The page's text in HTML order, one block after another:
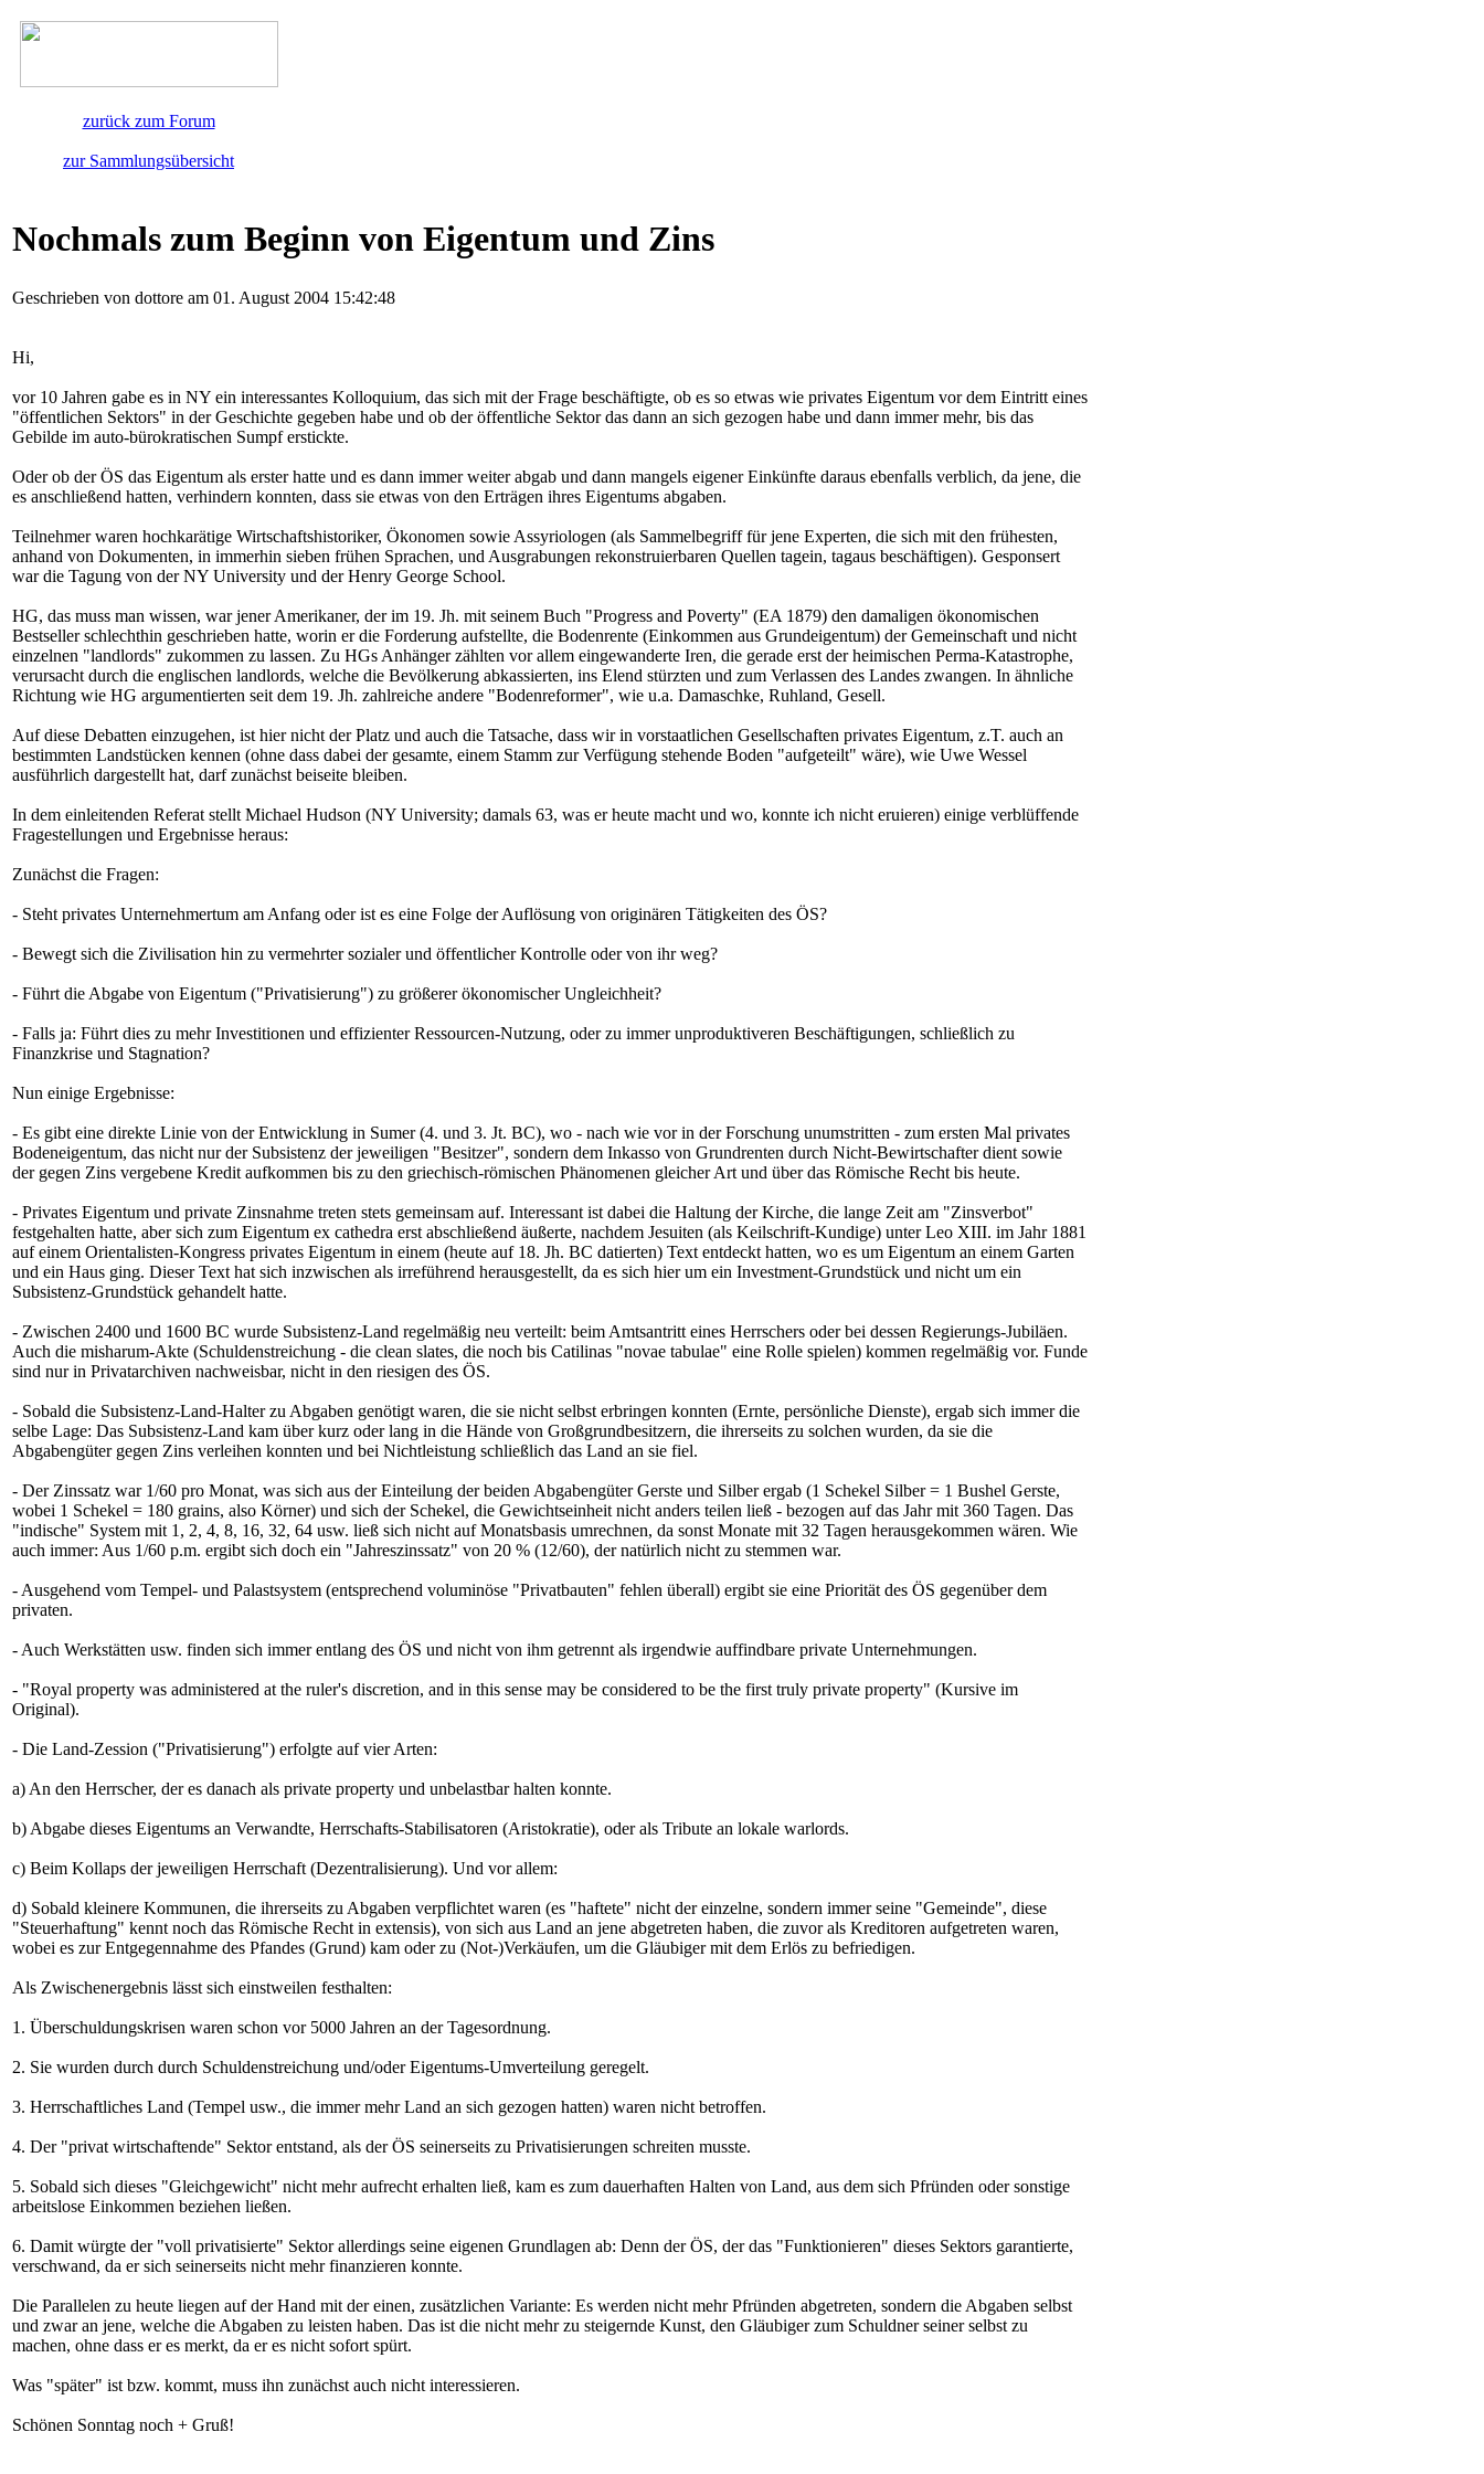
zurück zum Forum
zur Sammlungsübersicht
Nochmals zum Beginn von Eigentum und Zins
Geschrieben von dottore am 01. August 2004 15:42:48
Hi,
vor 10 Jahren gabe es in NY ein interessantes Kolloquium, das sich mit der Frage beschäftigte, ob es so etwas wie privates Eigentum vor dem Eintritt eines
"öffentlichen Sektors" in der Geschichte gegeben habe und ob der öffentliche Sektor das dann an sich gezogen habe und dann immer mehr, bis das
Gebilde im auto-bürokratischen Sumpf erstickte.
Oder ob der ÖS das Eigentum als erster hatte und es dann immer weiter abgab und dann mangels eigener Einkünfte daraus ebenfalls verblich, da jene, die
es anschließend hatten, verhindern konnten, dass sie etwas von den Erträgen ihres Eigentums abgaben.
Teilnehmer waren hochkarätige Wirtschaftshistoriker, Ökonomen sowie Assyriologen (als Sammelbegriff für jene Experten, die sich mit den frühesten,
anhand von Dokumenten, in immerhin sieben frühen Sprachen, und Ausgrabungen rekonstruierbaren Quellen tagein, tagaus beschäftigen). Gesponsert
war die Tagung von der NY University und der Henry George School.
HG, das muss man wissen, war jener Amerikaner, der im 19. Jh. mit seinem Buch "Progress and Poverty" (EA 1879) den damaligen ökonomischen
Bestseller schlechthin geschrieben hatte, worin er die Forderung aufstellte, die Bodenrente (Einkommen aus Grundeigentum) der Gemeinschaft und nicht
einzelnen "landlords" zukommen zu lassen. Zu HGs Anhänger zählten vor allem eingewanderte Iren, die gerade erst der heimischen Perma-Katastrophe,
verursacht durch die englischen landlords, welche die Bevölkerung abkassierten, ins Elend stürzten und zum Verlassen des Landes zwangen. In ähnliche
Richtung wie HG argumentierten seit dem 19. Jh. zahlreiche andere "Bodenreformer", wie u.a. Damaschke, Ruhland, Gesell.
Auf diese Debatten einzugehen, ist hier nicht der Platz und auch die Tatsache, dass wir in vorstaatlichen Gesellschaften privates Eigentum, z.T. auch an
bestimmten Landstücken kennen (ohne dass dabei der gesamte, einem Stamm zur Verfügung stehende Boden "aufgeteilt" wäre), wie Uwe Wessel
ausführlich dargestellt hat, darf zunächst beiseite bleiben.
In dem einleitenden Referat stellt Michael Hudson (NY University; damals 63, was er heute macht und wo, konnte ich nicht eruieren) einige verblüffende
Fragestellungen und Ergebnisse heraus:
Zunächst die Fragen:
- Steht privates Unternehmertum am Anfang oder ist es eine Folge der Auflösung von originären Tätigkeiten des ÖS?
- Bewegt sich die Zivilisation hin zu vermehrter sozialer und öffentlicher Kontrolle oder von ihr weg?
- Führt die Abgabe von Eigentum ("Privatisierung") zu größerer ökonomischer Ungleichheit?
- Falls ja: Führt dies zu mehr Investitionen und effizienter Ressourcen-Nutzung, oder zu immer unproduktiveren Beschäftigungen, schließlich zu
Finanzkrise und Stagnation?
Nun einige Ergebnisse:
- Es gibt eine direkte Linie von der Entwicklung in Sumer (4. und 3. Jt. BC), wo - nach wie vor in der Forschung unumstritten - zum ersten Mal privates
Bodeneigentum, das nicht nur der Subsistenz der jeweiligen "Besitzer", sondern dem Inkasso von Grundrenten durch Nicht-Bewirtschafter dient sowie
der gegen Zins vergebene Kredit aufkommen bis zu den griechisch-römischen Phänomenen gleicher Art und über das Römische Recht bis heute.
- Privates Eigentum und private Zinsnahme treten stets gemeinsam auf. Interessant ist dabei die Haltung der Kirche, die lange Zeit am "Zinsverbot"
festgehalten hatte, aber sich zum Eigentum ex cathedra erst abschließend äußerte, nachdem Jesuiten (als Keilschrift-Kundige) unter Leo XIII. im Jahr 1881
auf einem Orientalisten-Kongress privates Eigentum in einem (heute auf 18. Jh. BC datierten) Text entdeckt hatten, wo es um Eigentum an einem Garten
und ein Haus ging. Dieser Text hat sich inzwischen als irreführend herausgestellt, da es sich hier um ein Investment-Grundstück und nicht um ein
Subsistenz-Grundstück gehandelt hatte.
- Zwischen 2400 und 1600 BC wurde Subsistenz-Land regelmäßig neu verteilt: beim Amtsantritt eines Herrschers oder bei dessen Regierungs-Jubiläen.
Auch die misharum-Akte (Schuldenstreichung - die clean slates, die noch bis Catilinas "novae tabulae" eine Rolle spielen) kommen regelmäßig vor. Funde
sind nur in Privatarchiven nachweisbar, nicht in den riesigen des ÖS.
- Sobald die Subsistenz-Land-Halter zu Abgaben genötigt waren, die sie nicht selbst erbringen konnten (Ernte, persönliche Dienste), ergab sich immer die
selbe Lage: Das Subsistenz-Land kam über kurz oder lang in die Hände von Großgrundbesitzern, die ihrerseits zu solchen wurden, da sie die
Abgabengüter gegen Zins verleihen konnten und bei Nichtleistung schließlich das Land an sie fiel.
- Der Zinssatz war 1/60 pro Monat, was sich aus der Einteilung der beiden Abgabengüter Gerste und Silber ergab (1 Schekel Silber = 1 Bushel Gerste,
wobei 1 Schekel = 180 grains, also Körner) und sich der Schekel, die Gewichtseinheit nicht anders teilen ließ - bezogen auf das Jahr mit 360 Tagen. Das
"indische" System mit 1, 2, 4, 8, 16, 32, 64 usw. ließ sich nicht auf Monatsbasis umrechnen, da sonst Monate mit 32 Tagen herausgekommen wären. Wie
auch immer: Aus 1/60 p.m. ergibt sich doch ein "Jahreszinssatz" von 20 % (12/60), der natürlich nicht zu stemmen war.
- Ausgehend vom Tempel- und Palastsystem (entsprechend voluminöse "Privatbauten" fehlen überall) ergibt sie eine Priorität des ÖS gegenüber dem
privaten.
- Auch Werkstätten usw. finden sich immer entlang des ÖS und nicht von ihm getrennt als irgendwie auffindbare private Unternehmungen.
- "Royal property was administered at the ruler's discretion, and in this sense may be considered to be the first truly private property" (Kursive im
Original).
- Die Land-Zession ("Privatisierung") erfolgte auf vier Arten:
a) An den Herrscher, der es danach als private property und unbelastbar halten konnte.
b) Abgabe dieses Eigentums an Verwandte, Herrschafts-Stabilisatoren (Aristokratie), oder als Tribute an lokale warlords.
c) Beim Kollaps der jeweiligen Herrschaft (Dezentralisierung). Und vor allem:
d) Sobald kleinere Kommunen, die ihrerseits zu Abgaben verpflichtet waren (es "haftete" nicht der einzelne, sondern immer seine "Gemeinde", diese
"Steuerhaftung" kennt noch das Römische Recht in extensis), von sich aus Land an jene abgetreten haben, die zuvor als Kreditoren aufgetreten waren,
wobei es zur Entgegennahme des Pfandes (Grund) kam oder zu (Not-)Verkäufen, um die Gläubiger mit dem Erlös zu befriedigen.
Als Zwischenergebnis lässt sich einstweilen festhalten:
1. Überschuldungskrisen waren schon vor 5000 Jahren an der Tagesordnung.
2. Sie wurden durch durch Schuldenstreichung und/oder Eigentums-Umverteilung geregelt.
3. Herrschaftliches Land (Tempel usw., die immer mehr Land an sich gezogen hatten) waren nicht betroffen.
4. Der "privat wirtschaftende" Sektor entstand, als der ÖS seinerseits zu Privatisierungen schreiten musste.
5. Sobald sich dieses "Gleichgewicht" nicht mehr aufrecht erhalten ließ, kam es zum dauerhaften Halten von Land, aus dem sich Pfründen oder sonstige
arbeitslose Einkommen beziehen ließen.
6. Damit würgte der "voll privatisierte" Sektor allerdings seine eigenen Grundlagen ab: Denn der ÖS, der das "Funktionieren" dieses Sektors garantierte,
verschwand, da er sich seinerseits nicht mehr finanzieren konnte.
Die Parallelen zu heute liegen auf der Hand mit der einen, zusätzlichen Variante: Es werden nicht mehr Pfründen abgetreten, sondern die Abgaben selbst
und zwar an jene, welche die Abgaben zu leisten haben. Das ist die nicht mehr zu steigernde Kunst, den Gläubiger zum Schuldner seiner selbst zu
machen, ohne dass er es merkt, da er es nicht sofort spürt.
Was "später" ist bzw. kommt, muss ihn zunächst auch nicht interessieren.
Schönen Sonntag noch + Gruß!